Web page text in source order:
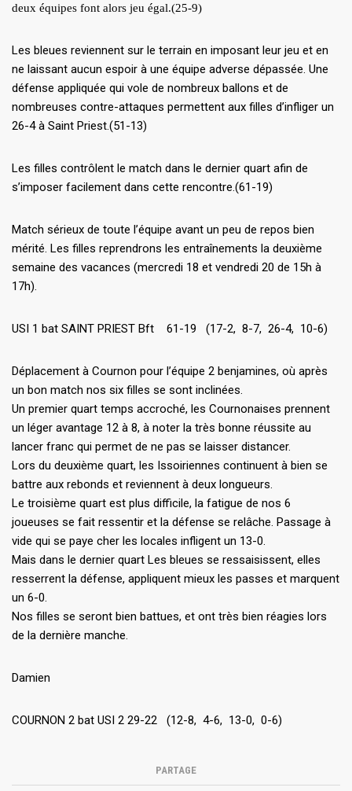
deux équipes font alors jeu égal.(25-9)
Les bleues reviennent sur le terrain en imposant leur jeu et en
ne laissant aucun espoir à une équipe adverse dépassée. Une
défense appliquée qui vole de nombreux ballons et de
nombreuses contre-attaques permettent aux filles d’infliger un
26-4 à Saint Priest.(51-13)
Les filles contrôlent le match dans le dernier quart afin de
s’imposer facilement dans cette rencontre.(61-19)
Match sérieux de toute l’équipe avant un peu de repos bien
mérité. Les filles reprendrons les entraînements la deuxième
semaine des vacances (mercredi 18 et vendredi 20 de 15h à
17h).
USI 1 bat SAINT PRIEST Bft 61-19 (17-2, 8-7, 26-4, 10-6)
Déplacement à Cournon pour l’équipe 2 benjamines, où après
un bon match nos six filles se sont inclinées.
Un premier quart temps accroché, les Cournonaises prennent
un léger avantage 12 à 8, à noter la très bonne réussite au
lancer franc qui permet de ne pas se laisser distancer.
Lors du deuxième quart, les Issoiriennes continuent à bien se
battre aux rebonds et reviennent à deux longueurs.
Le troisième quart est plus difficile, la fatigue de nos 6
joueuses se fait ressentir et la défense se relâche. Passage à
vide qui se paye cher les locales infligent un 13-0.
Mais dans le dernier quart Les bleues se ressaisissent, elles
resserrent la défense, appliquent mieux les passes et marquent
un 6-0.
Nos filles se seront bien battues, et ont très bien réagies lors
de la dernière manche.
Damien
COURNON 2 bat USI 2 29-22 (12-8, 4-6, 13-0, 0-6)
PARTAGE